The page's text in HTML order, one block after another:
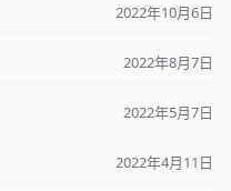
2022年10月6日
2022年8月7日
2022年5月7日
2022年4月11日